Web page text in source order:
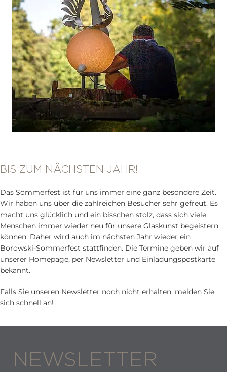
BIS ZUM NÄCHSTEN JAHR!
Das Sommerfest ist für uns immer eine ganz besondere Zeit.
Wir haben uns über die zahlreichen Besucher sehr gefreut. Es
macht uns glücklich und ein bisschen stolz, dass sich viele
Menschen immer wieder neu für unsere Glaskunst begeistern
können. Daher wird auch im nächsten Jahr wieder ein
Borowski-Sommerfest stattfinden. Die Termine geben wir auf
unserer Homepage, per Newsletter und Einladungspostkarte
bekannt.
Falls Sie unseren Newsletter noch nicht erhalten, melden Sie
sich schnell an!
NEWSLETTER